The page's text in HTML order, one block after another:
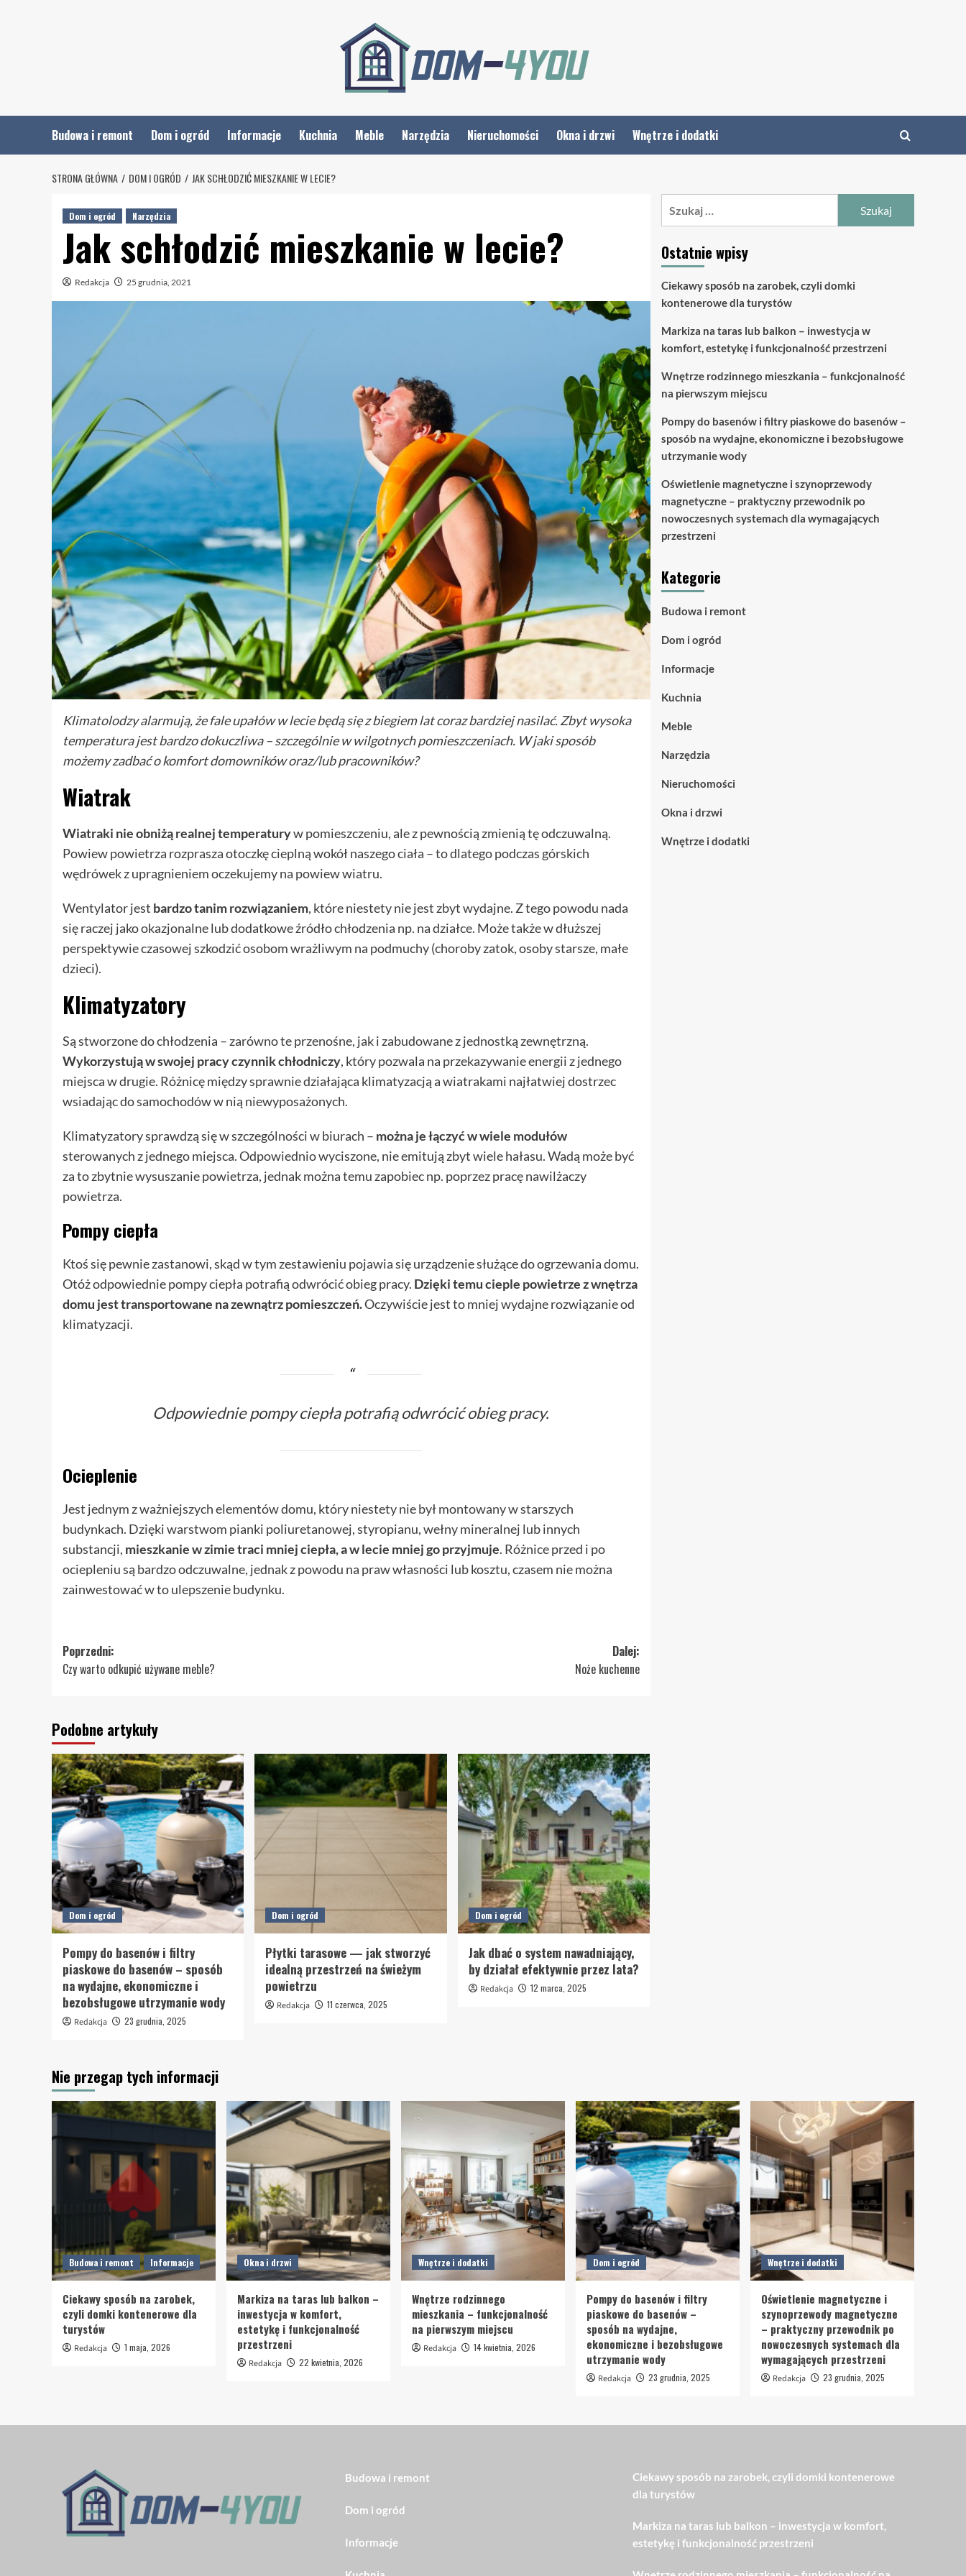
Budowa i remont Dom i ogród Informacje Kuchnia Meble Narzędzia Nieruchomości Okna i drzwi Wnętrze i dodatki
STRONA GŁÓWNA DOM I OGRÓD JAK SCHŁODZIĆ MIESZKANIE W LECIE?
Dom i ogród Narzędzia
Jak schłodzić mieszkanie w lecie?
Redakcja 25 grudnia, 2021
Klimatolodzy alarmują, że fale upałów w lecie będą się z biegiem lat coraz bardziej nasilać. Zbyt wysoka
temperatura jest bardzo dokuczliwa – szczególnie w wilgotnych pomieszczeniach. W jaki sposób
możemy zadbać o komfort domowników oraz/lub pracowników?
Wiatrak
Wiatraki nie obniżą realnej temperaturyw pomieszczeniu, ale z pewnością zmienią tę odczuwalną.
Powiew powietrza rozprasza otoczkę cieplną wokół naszego ciała – to dlatego podczas górskich
wędrówek z upragnieniem oczekujemy na powiew wiatru.
Wentylator jest bardzo tanim rozwiązaniem, które niestety nie jest zbyt wydajne. Z tego powodu nada
się raczej jako okazjonalne lub dodatkowe źródło chłodzenia np. na działce. Może także w dłuższej
perspektywie czasowej szkodzić osobom wrażliwym na podmuchy (choroby zatok, osoby starsze, małe
dzieci).
Klimatyzatory
Są stworzone do chłodzenia – zarówno te przenośne, jak i zabudowane z jednostką zewnętrzną.
Wykorzystują w swojej pracy czynnik chłodniczy, który pozwala na przekazywanie energii z jednego
miejsca w drugie. Różnicę między sprawnie działająca klimatyzacją a wiatrakami najłatwiej dostrzec
wsiadając do samochodów w nią niewyposażonych.
Klimatyzatory sprawdzą się w szczególności w biurach – można je łączyć w wiele modułów
sterowanych z jednego miejsca. Odpowiednio wyciszone, nie emitują zbyt wiele hałasu. Wadą może być
za to zbytnie wysuszanie powietrza, jednak można temu zapobiec np. poprzez pracę nawilżaczy
powietrza.
Pompy ciepła
Ktoś się pewnie zastanowi, skąd w tym zestawieniu pojawia się urządzenie służące do ogrzewania domu.
Otóż odpowiednie pompy ciepła potrafią odwrócić obieg pracy. Dzięki temu cieple powietrze z wnętrza
domu jest transportowane na zewnątrz pomieszczeń.Oczywiście jest to mniej wydajne rozwiązanie od
klimatyzacji.
Odpowiednie pompy ciepła potrafią odwrócić obieg pracy.
Ocieplenie
Jest jednym z ważniejszych elementów domu, który niestety nie był montowany w starszych
budynkach. Dzięki warstwom pianki poliuretanowej, styropianu, wełny mineralnej lub innych
substancji, mieszkanie w zimie traci mniej ciepła, a w lecie mniej go przyjmuje. Różnice przed i po
ociepleniu są bardzo odczuwalne, jednak z powodu na praw własności lub kosztu, czasem nie można
zainwestować w to ulepszenie budynku.
Zobacz
wpisy
Poprzedni:
Czy warto odkupić używane meble?
Dalej:
Noże kuchenne
Podobne artykuły
Dom i ogród
Pompy do basenów i filtry
piaskowe do basenów – sposób
na wydajne, ekonomiczne i
bezobsługowe utrzymanie wody
Redakcja 23 grudnia, 2025
Dom i ogród
Płytki tarasowe — jak stworzyć
idealną przestrzeń na świeżym
powietrzu
Redakcja 11 czerwca, 2025
Dom i ogród
Jak dbać o system nawadniający,
by działał efektywnie przez lata?
Redakcja 12 marca, 2025
Ostatnie wpisy
Ciekawy sposób na zarobek, czyli domki
kontenerowe dla turystów
Markiza na taras lub balkon – inwestycja w
komfort, estetykę i funkcjonalność przestrzeni
Wnętrze rodzinnego mieszkania – funkcjonalność
na pierwszym miejscu
Pompy do basenów i filtry piaskowe do basenów –
sposób na wydajne, ekonomiczne i bezobsługowe
utrzymanie wody
Oświetlenie magnetyczne i szynoprzewody
magnetyczne – praktyczny przewodnik po
nowoczesnych systemach dla wymagających
przestrzeni
Kategorie
Budowa i remont
Dom i ogród
Informacje
Kuchnia
Meble
Narzędzia
Nieruchomości
Okna i drzwi
Wnętrze i dodatki
Nie przegap tych informacji
Budowa i remont Informacje
Ciekawy sposób na zarobek,
czyli domki kontenerowe dla
turystów
Redakcja 1 maja, 2026
Okna i drzwi
Markiza na taras lub balkon –
inwestycja w komfort,
estetykę i funkcjonalność
przestrzeni
Redakcja 22 kwietnia, 2026
Wnętrze i dodatki
Wnętrze rodzinnego
mieszkania – funkcjonalność
na pierwszym miejscu
Redakcja 14 kwietnia, 2026
Dom i ogród
Pompy do basenów i filtry
piaskowe do basenów –
sposób na wydajne,
ekonomiczne i bezobsługowe
utrzymanie wody
Redakcja 23 grudnia, 2025
Wnętrze i dodatki
Oświetlenie magnetyczne i
szynoprzewody magnetyczne
– praktyczny przewodnik po
nowoczesnych systemach dla
wymagających przestrzeni
Redakcja 23 grudnia, 2025
Budowa i remont
Dom i ogród
Informacje
Ciekawy sposób na zarobek, czyli domki kontenerowe
dla turystów
Markiza na taras lub balkon – inwestycja w komfort,
estetykę i funkcjonalność przestrzeni